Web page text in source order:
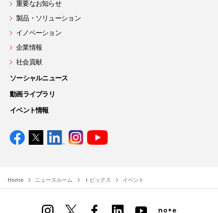
重要なお知らせ
製品・ソリューション
イノベーション
企業情報
社会貢献
ソーシャルニュース
動画ライブラリ
イベント情報
Home ニュースルーム トピックス イベント